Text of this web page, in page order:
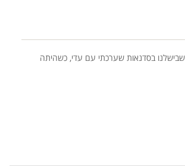
בסדנאות שערכתי עם עדי, כשהיתה